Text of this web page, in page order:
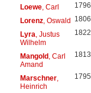
Loewe, Carl 1796
Lorenz, Oswald 1806
Lyra , Justus
Wilhelm
1822
Mangold, Carl
Amand
1813
Marschner,
Heinrich
1795